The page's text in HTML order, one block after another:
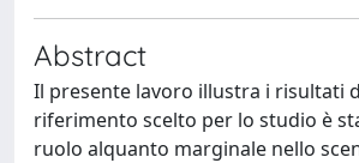
Abstract
Il presente lavoro illustra i risultati
riferimento scelto per lo studio è
ruolo alquanto marginale nello